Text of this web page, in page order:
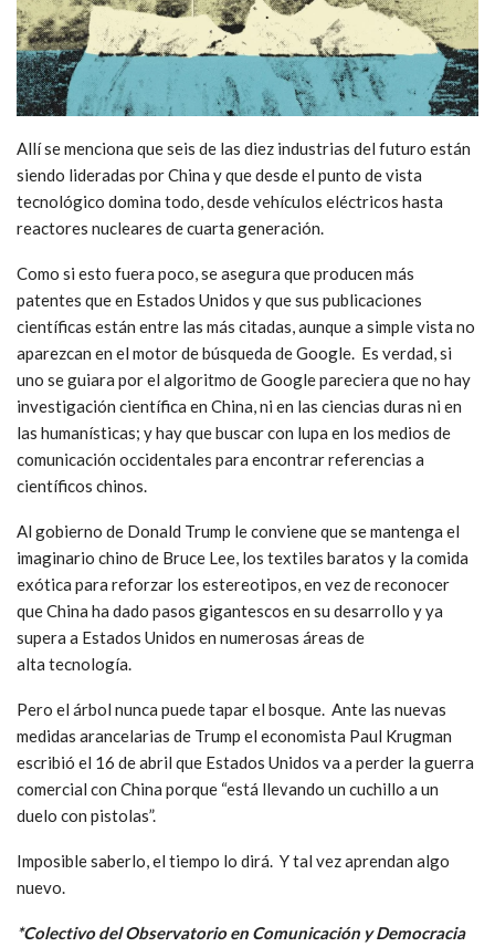
Allí se menciona que seis de las diez industrias del futuro están
siendo lideradas por China y que desde el punto de vista
tecnológico domina todo, desde vehículos eléctricos hasta
reactores nucleares de cuarta generación.
Como si esto fuera poco, se asegura que producen más
patentes que en Estados Unidos y que sus publicaciones
científicas están entre las más citadas, aunque a simple vista no
aparezcan en el motor de búsqueda de Google. Es verdad, si
uno se guiara por el algoritmo de Google pareciera que no hay
investigación científica en China, ni en las ciencias duras ni en
las humanísticas; y hay que buscar con lupa en los medios de
comunicación occidentales para encontrar referencias a
científicos chinos.
Al gobierno de Donald Trump le conviene que se mantenga el
imaginario chino de Bruce Lee, los textiles baratos y la comida
exótica para reforzar los estereotipos, en vez de reconocer
que China ha dado pasos gigantescos en su desarrollo y ya
supera a Estados Unidos en numerosas áreas de
alta tecnología.
Pero el árbol nunca puede tapar el bosque. Ante las nuevas
medidas arancelarias de Trump el economista Paul Krugman
escribió el 16 de abril que Estados Unidos va a perder la guerra
comercial con China porque “está llevando un cuchillo a un
duelo con pistolas”.
Imposible saberlo, el tiempo lo dirá. Y tal vez aprendan algo
nuevo.
*Colectivo del Observatorio en Comunicación y Democracia